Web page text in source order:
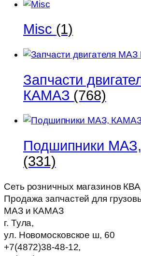
Misc (1)
Запчасти
КАМАЗ (768)
Подшипники
(331)
Сеть розничных магазинов
Продажа запчастей для
МАЗ и КАМАЗ
г. Тула,
ул. Новомосковское ш, 60
+7(4872)38-48-12,